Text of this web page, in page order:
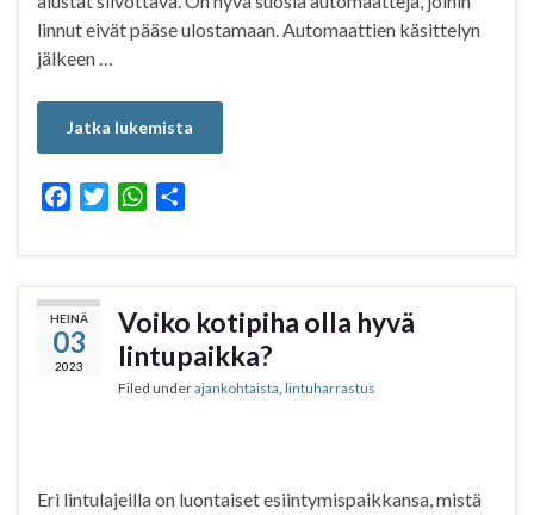
linnut eivät pääse ulostamaan. Automaattien käsittelyn
jälkeen …
Jatka lukemista
c
e
b
o
o
i
t
W
a
t
s
A
p
p
a
r
HEINÄ
03
2023
Voiko kotipiha olla hyvä
lintupaikka?
Filed underajankohtaista, lintuharrastus
Eri lintulajeilla on luontaiset esiintymispaikkansa, mistä